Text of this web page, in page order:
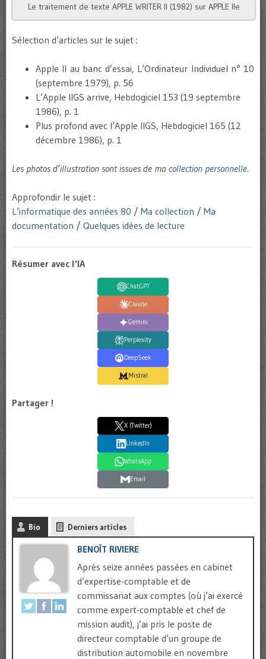
Le traitement de texte APPLE WRITER II (1982) sur APPLE IIe
Sélection d’articles sur le sujet :
Apple II au banc d’essai, L’Ordinateur Individuel n° 10
(septembre 1979), p. 56
L’Apple IIGS arrive, Hebdogiciel 153 (19 septembre
1986), p. 1
Plus profond avec l’Apple IIGS, Hebdogiciel 165 (12
décembre 1986), p. 1
Les photos d’illustration sont issues de ma collection personnelle.
Approfondir le sujet :
L’informatique des années 80 / Ma collection / Ma
documentation / Quelques idées de lecture
Résumer avec l'IA
ChatGPT
Claude
Gemini
Perplexity
DeepSeek
Mistral
Partager !
X (Twitter)
LinkedIn
WhatsApp
Email
Bio Derniers articles
BENOÎT RIVIERE
Après seize années passées en cabinet
d’expertise-comptable et de
commissariat aux comptes (où j’ai exercé
comme expert-comptable et chef de
mission audit), j’ai pris le poste de
directeur comptable d’un groupe de
distribution automobile en novembre